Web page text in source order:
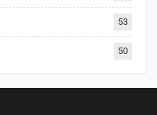
53
50